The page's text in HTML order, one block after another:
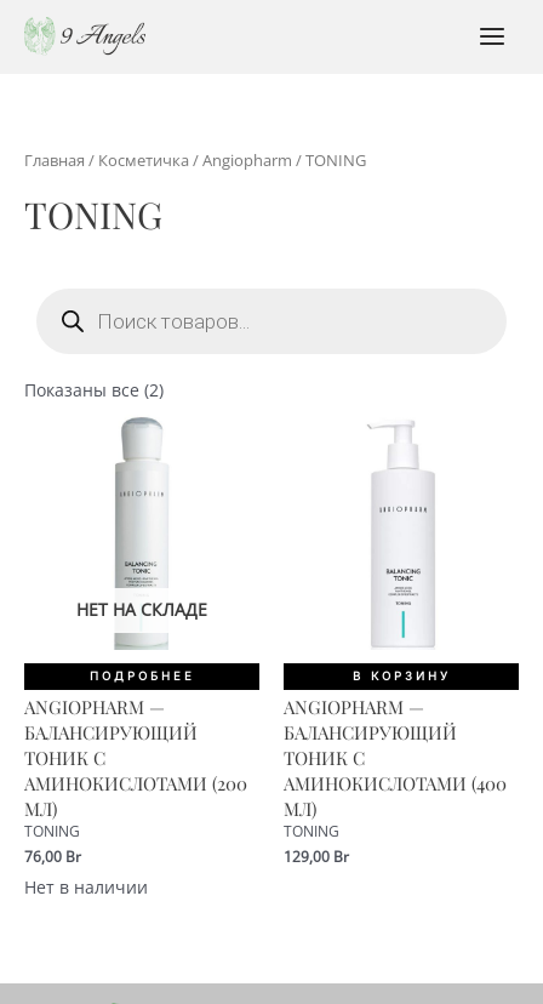
Перейти
содержимому
Главная / Косметичка /Angiopharm / TONING
TONING
товаров
Показаны все (2)Сортировка:
НЕТ НА СКЛАДЕ
ПОДРОБНЕЕ
ANGIOPHARM —
БАЛАНСИРУЮЩИЙ
ТОНИК С
АМИНОКИСЛОТАМИ (200
МЛ)
TONING
76,00 Br
Нет в наличии
В КОРЗИНУ
ANGIOPHARM —
БАЛАНСИРУЮЩИЙ
ТОНИК С
АМИНОКИСЛОТАМИ (400
МЛ)
TONING
129,00 Br